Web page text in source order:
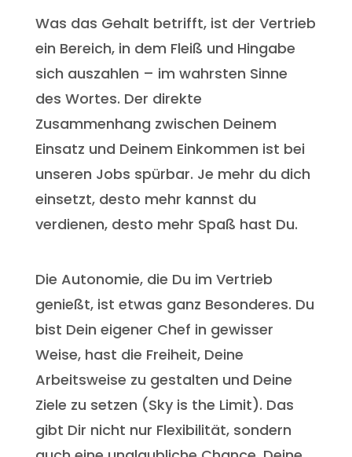
Was das Gehalt betrifft, ist der Vertrieb
ein Bereich, in dem Fleiß und Hingabe
sich auszahlen – im wahrsten Sinne
des Wortes. Der direkte
Zusammenhang zwischen Deinem
Einsatz und Deinem Einkommen ist bei
unseren Jobs spürbar. Je mehr du dich
einsetzt, desto mehr kannst du
verdienen, desto mehr Spaß hast Du.
Die Autonomie, die Du im Vertrieb
genießt, ist etwas ganz Besonderes. Du
bist Dein eigener Chef in gewisser
Weise, hast die Freiheit, Deine
Arbeitsweise zu gestalten und Deine
Ziele zu setzen (Sky is the Limit). Das
gibt Dir nicht nur Flexibilität, sondern